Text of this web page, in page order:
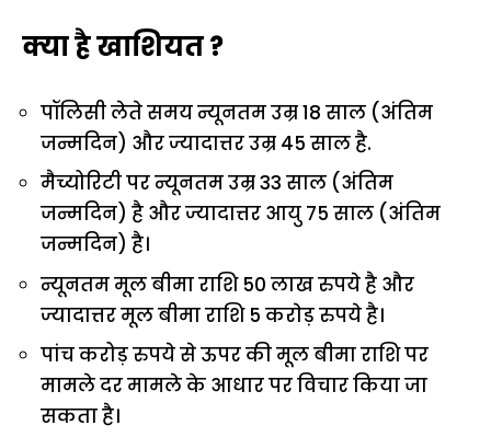
क्या है खाशियत ?
पॉलिसी लेते समय न्यूनतम उम्र 18 साल (अंतिम
जन्मदिन) और ज्यादात्तर उम्र 45 साल है.
मैच्योरिटी पर न्यूनतम उम्र 33 साल (अंतिम
जन्मदिन) है और ज्यादात्तर आयु 75 साल (अंतिम
जन्मदिन) है।
न्यूनतम मूल बीमा राशि 50 लाख रुपये है और
ज्यादात्तर मूल बीमा राशि 5 कराेड़ रुपये है।
पांच करोड़ रुपये से ऊपर की मूल बीमा राशि पर
मामले दर मामले के आधार पर विचार किया जा
सकता है।